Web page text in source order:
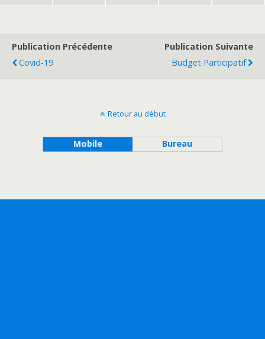
Publication Précédente
Covid-19
Publication Suivante
Budget Participatif
Retour au début
Mobile Bureau